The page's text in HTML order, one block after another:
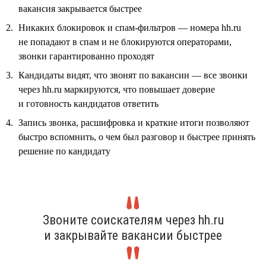
вакансия закрывается быстрее
Никаких блокировок и спам-фильтров — номера hh.ru
не попадают в спам и не блокируются операторами,
звонки гарантированно проходят
Кандидаты видят, что звонят по вакансии — все звонки
через hh.ru маркируются, что повышает доверие
и готовность кандидатов ответить
Запись звонка, расшифровка и краткие итоги позволяют
быстро вспомнить, о чем был разговор и быстрее принять
решение по кандидату
Звоните соискателям через hh.ru
и закрывайте вакансии быстрее